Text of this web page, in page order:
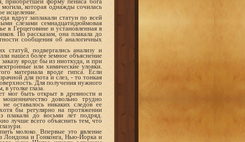
которая однажды сочилась
исцеление.
вдруг заплакали статуи по всей
слезами семнадцатидюймовая
в Герцеговине и установленная в
По рассказам, она плакала до
сообщения об аналогичных
подвергались анализу и
нашел более земное объяснение
вроде бы из ниоткуда, и при
или химические уловки.
материала вроде гипса. Если
для пота и слез, - то тонкая
Для получения нужного
уголке глаза.
мог быть открыт в древности и
довольно трудно
оставалось никаких следов ее
бы регулярно на протяжении
плакали до восьми лет подряд.
лучше всего объяснить тем, что
молоко. Впервые это явление
Лондона и Гонконга, Нью-Йорка и